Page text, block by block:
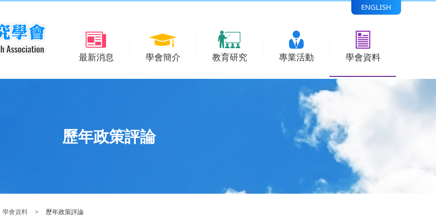
ENGLISH
最新消息 學會簡介 教育研究 專業活動 學會資料
歷年政策評論
學會資料 > 歷年政策評論